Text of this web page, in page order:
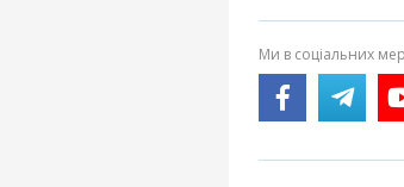
Ми в соціальних